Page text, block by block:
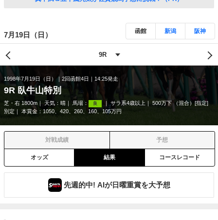
7月19日（日） 函館 新潟 阪神
1998年7月19日（日） 2回函館4日 14:25発走
9R 臥牛山特別
芝・右 1800m 天気： 晴 馬場： 良 サラ系4歳以上
500万下 （混合）[指定]
別定
本賞金：1050、420、260、160、105万円
対戦成績 予想
オッズ 結果 コースレコード
先週的中! AIが日曜重賞を大予想